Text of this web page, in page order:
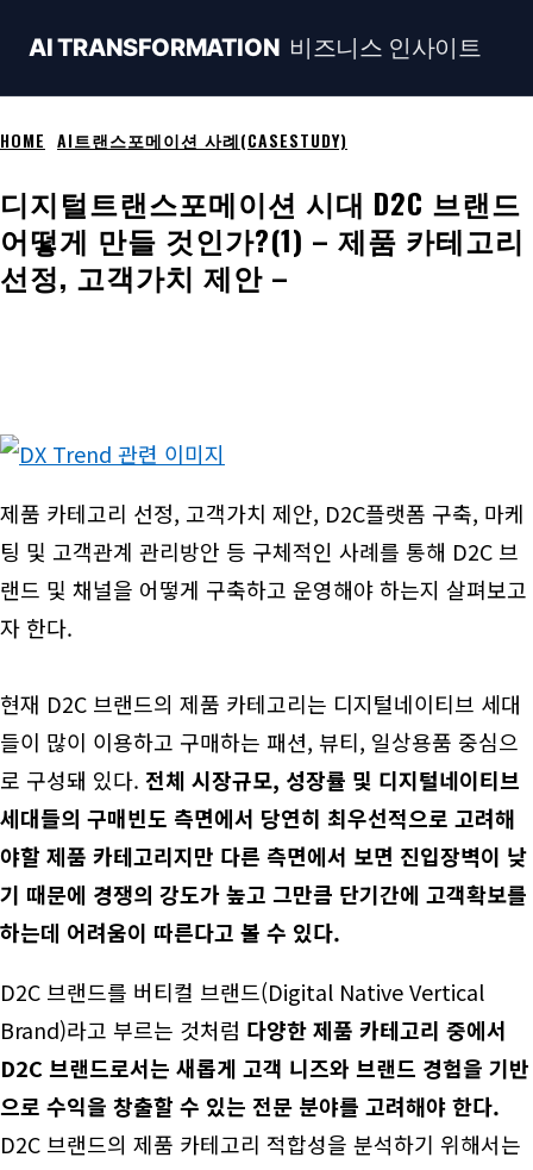
AI TRANSFORMATION 비즈니스 인사이트
HOME AI트랜스포메이션 사례(CASESTUDY)
디지털트랜스포메이션 시대 D2C 브랜드
어떻게 만들 것인가?(1) – 제품 카테고리
선정, 고객가치 제안 –
제품 카테고리 선정, 고객가치 제안, D2C플랫폼 구축, 마케
팅 및 고객관계 관리방안 등 구체적인 사례를 통해 D2C 브
랜드 및 채널을 어떻게 구축하고 운영해야 하는지 살펴보고
자 한다.
현재 D2C 브랜드의 제품 카테고리는 디지털네이티브 세대
들이 많이 이용하고 구매하는 패션, 뷰티, 일상용품 중심으
로 구성돼 있다. 전체 시장규모, 성장률 및 디지털네이티브
세대들의 구매빈도 측면에서 당연히 최우선적으로 고려해
야할 제품 카테고리지만 다른 측면에서 보면 진입장벽이 낮
기 때문에 경쟁의 강도가 높고 그만큼 단기간에 고객확보를
하는데 어려움이 따른다고 볼 수 있다.
D2C 브랜드를 버티컬 브랜드(Digital Native Vertical
Brand)라고 부르는 것처럼 다양한 제품 카테고리 중에서
D2C 브랜드로서는 새롭게 고객 니즈와 브랜드 경험을 기반
으로 수익을 창출할 수 있는 전문 분야를 고려해야 한다.
D2C 브랜드의 제품 카테고리 적합성을 분석하기 위해서는